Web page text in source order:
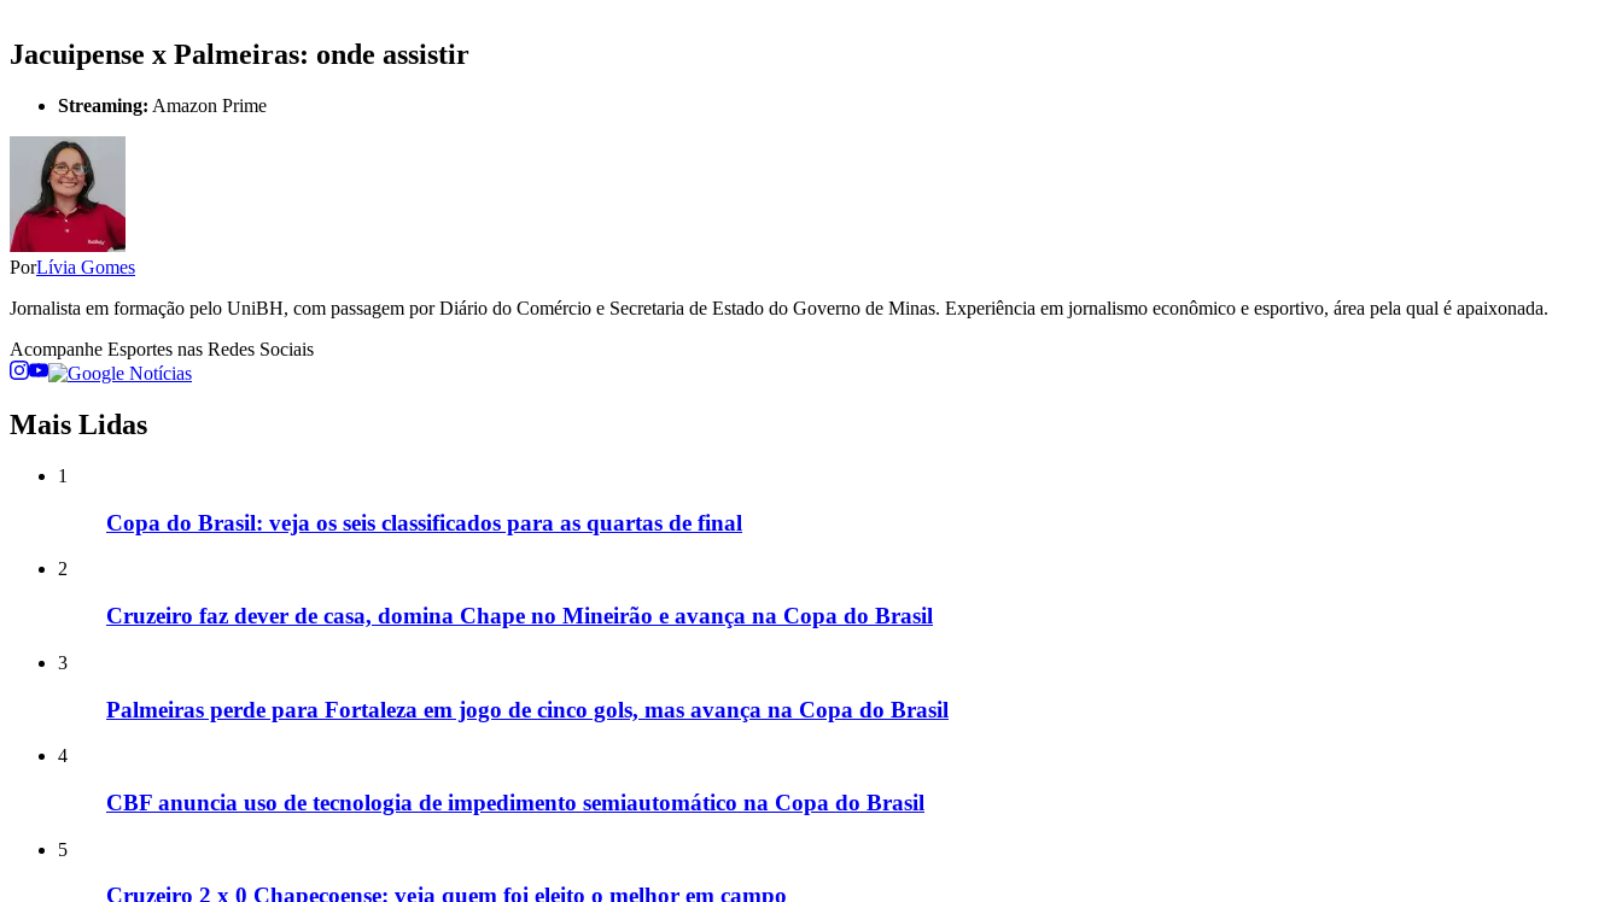
Jacuipense x Palmeiras: onde assistir
Streaming: Amazon Prime
PorLívia Gomes
Jornalista em formação pelo UniBH, com passagem por Diário do Comércio e Secretaria de Estado do Governo de Minas. Experiência em jornalismo econômico e esportivo, área pela qual é apaixonada.
Acompanhe Esportes nas Redes Sociais
Mais Lidas
1
Copa do Brasil: veja os seis classificados para as quartas de final
2
Cruzeiro faz dever de casa, domina Chape no Mineirão e avança na Copa do Brasil
3
Palmeiras perde para Fortaleza em jogo de cinco gols, mas avança na Copa do Brasil
4
CBF anuncia uso de tecnologia de impedimento semiautomático na Copa do Brasil
5
Cruzeiro 2 x 0 Chapecoense: veja quem foi eleito o melhor em campo